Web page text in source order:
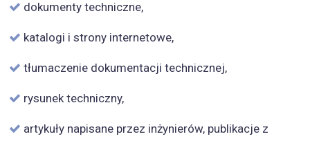
dokumenty techniczne,
katalogi i strony internetowe,
tłumaczenie dokumentacji technicznej,
rysunek techniczny,
artykuły napisane przez inżynierów, publikacje z